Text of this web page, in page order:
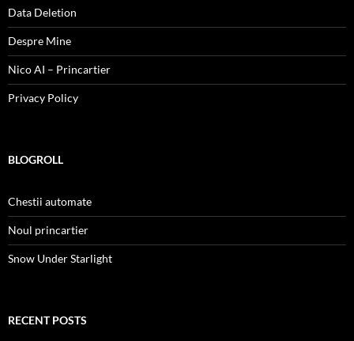
Data Deletion
Despre Mine
Nico AI – Princartier
Privacy Policy
BLOGROLL
Chestii automate
Noul princartier
Snow Under Starlight
RECENT POSTS